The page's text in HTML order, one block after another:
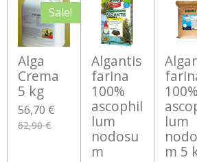
Sale!
Alga
Crema
5 kg
56,70 €
62,90 €
Algantis
farina
100%
ascophil
lum
nodosu
m
lum
m 5